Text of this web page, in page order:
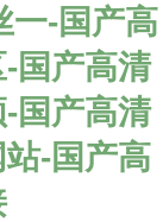
一-国产高
国产高清
国产高清
-国产高